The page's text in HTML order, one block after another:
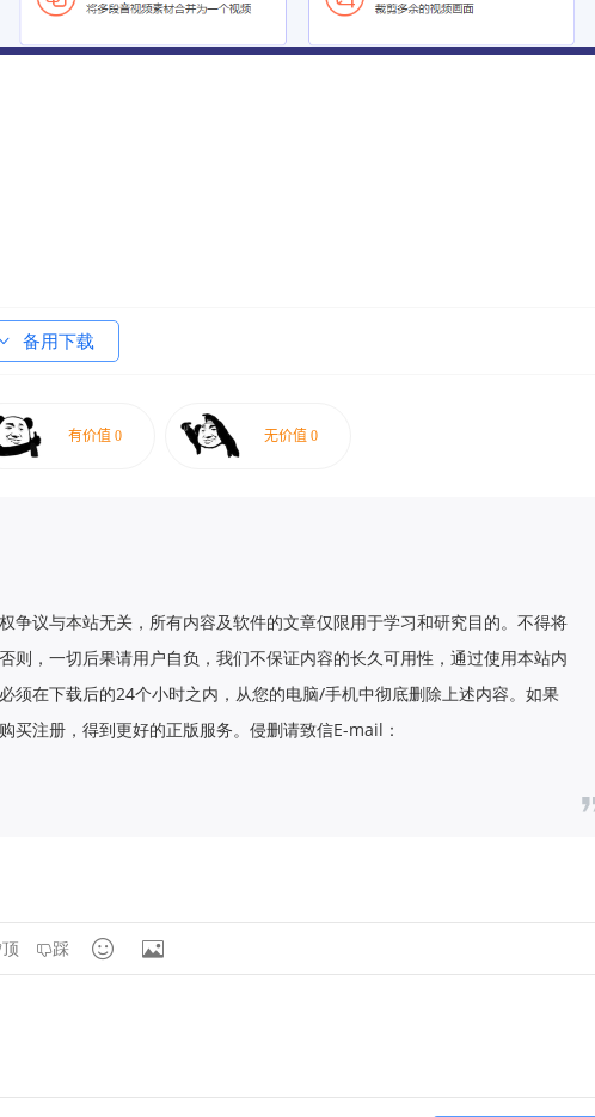
备用下载
争议与本站无关，所有内容及软件的文章仅限用于学习和研究目的。不得将
则，一切后果请用户自负，我们不保证内容的长久可用性，通过使用本站内
须在下载后的24个小时之内，从您的电脑/手机中彻底删除上述内容。如果
买注册，得到更好的正版服务。侵删请致信E-mail：
顶 踩  